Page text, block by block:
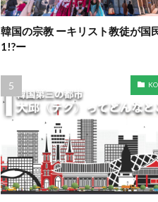
韓国の宗教 ーキリスト教徒が国
1!?ー